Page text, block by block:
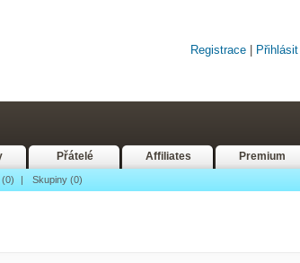
Registrace
Přátelé Affiliates Premium
(0) | Skupiny (0)